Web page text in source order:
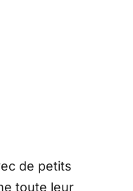
de petits
toute leur